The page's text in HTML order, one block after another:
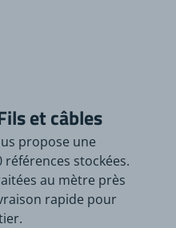
et câbles
propose une
références stockées.
au mètre près
rapide pour